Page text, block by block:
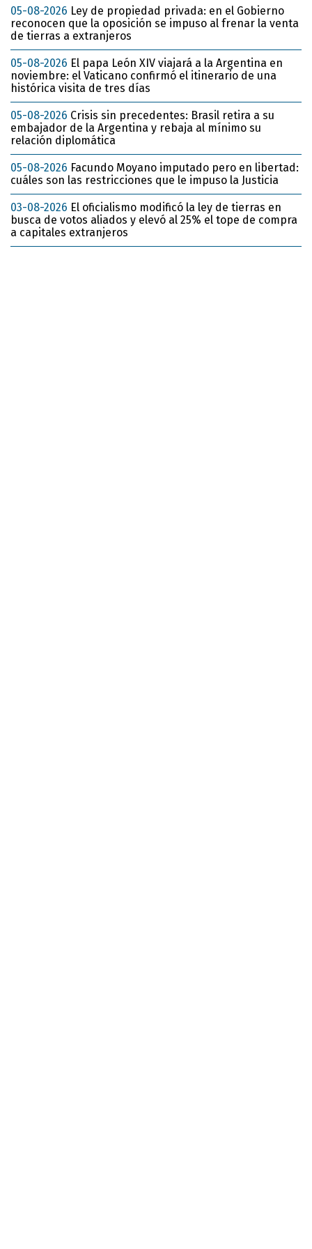
05-08-2026 Ley de propiedad privada: en el Gobierno
reconocen que la oposición se impuso al frenar la venta
de tierras a extranjeros
05-08-2026 El papa León XIV viajará a la Argentina en
noviembre: el Vaticano confirmó el itinerario de una
histórica visita de tres días
05-08-2026 Crisis sin precedentes: Brasil retira a su
embajador de la Argentina y rebaja al mínimo su
relación diplomática
05-08-2026 Facundo Moyano imputado pero en libertad:
cuáles son las restricciones que le impuso la Justicia
03-08-2026 El oficialismo modificó la ley de tierras en
busca de votos aliados y elevó al 25% el tope de compra
a capitales extranjeros